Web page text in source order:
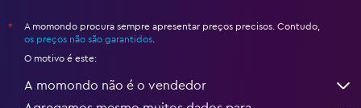
*
A momondo procura sempre apresentar preços precisos. Contudo,
os preços não são garantidos
O motivo é este:
A momondo não é o vendedor